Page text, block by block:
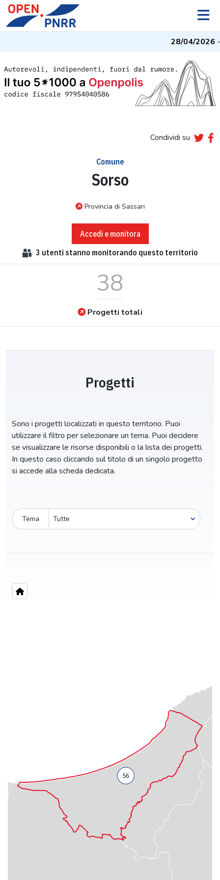
28/04/2026-
Condividi su
Comune
Sorso
Provincia di Sassari
Accedi e monitora
3 utenti stanno monitorando questo territorio
38
Progetti totali
Progetti
Sono i progetti localizzati in questo territorio. Puoi
utilizzare il filtro per selezionare un tema. Puoi decidere
se visualizzare le risorse disponibili o la lista dei progetti.
In questo caso cliccando sul titolo di un singolo progetto
si accede alla scheda dedicata.
Tema